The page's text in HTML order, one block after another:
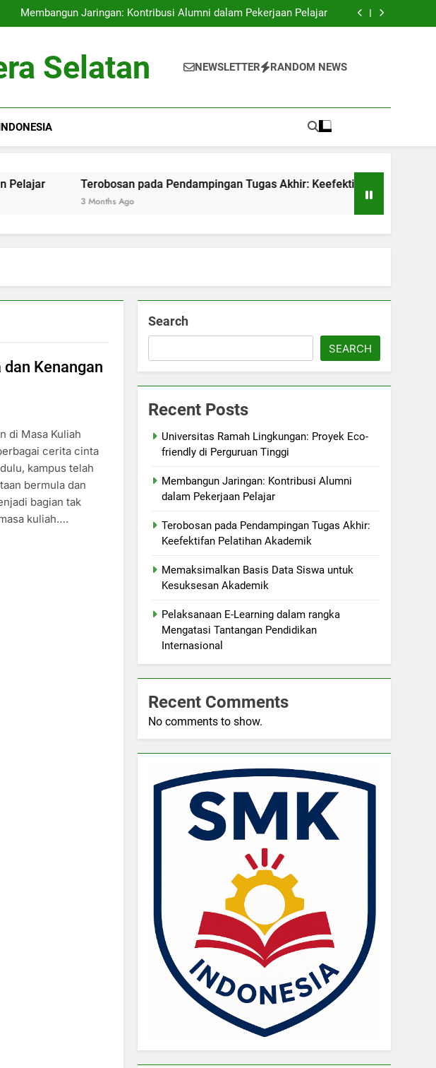
Membangun Jaringan: Kontribusi Alumni dalam Pekerjaan Pelajar
Terobosan pada Pendampingan Tugas Akhir: Keefektifan Pelatihan
Membangun Jaringan: Kontribusi Alumni dalam Pekerjaan Pelajar
Terobosan pada Pendampingan Tugas Akhir: Keefektifan Pelatihan
Selatan NEWSLETTER RANDOM NEWS
Terobosan pada Pendampingan Tugas Akhir: Keefektifan Pelatihan
3 Months Ago
Kenangan
di Masa Kuliah
cerita cinta
kampus telah
bermula dan
bagian tak
kuliah….
Search
SEARCH
Recent Posts
Universitas Ramah Lingkungan: Proyek Eco-
friendly di Perguruan Tinggi
Membangun Jaringan: Kontribusi Alumni
dalam Pekerjaan Pelajar
Terobosan pada Pendampingan Tugas Akhir:
Keefektifan Pelatihan Akademik
Memaksimalkan Basis Data Siswa untuk
Kesuksesan Akademik
Pelaksanaan E-Learning dalam rangka
Mengatasi Tantangan Pendidikan
Internasional
Recent Comments
No comments to show.